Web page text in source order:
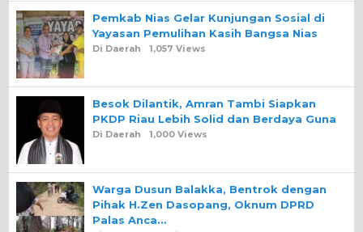
Pemkab Nias Gelar Kunjungan Sosial di
Yayasan Pemulihan Kasih Bangsa Nias
Di Daerah 1,057 Views
Besok Dilantik, Amran Tambi Siapkan
PKDP Riau Lebih Solid dan Berdaya Guna
Di Daerah 1,000 Views
Warga Dusun Balakka, Bentrok dengan
Pihak H.Zen Dasopang, Oknum DPRD
Palas Anca…